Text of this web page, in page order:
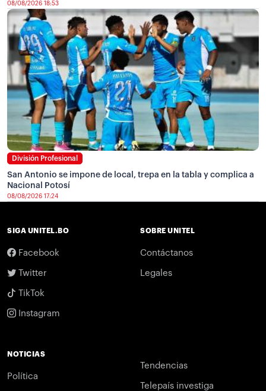
08/08/2026 18:53
División Profesional
San Antonio se impone de local, trepa en la tabla y complica a
Nacional Potosí
08/08/2026 17:24
SIGA UNITEL.BO
Facebook
Twitter
TikTok
Instagram
SOBRE UNITEL
Contáctanos
Legales
NOTICIAS
Política
Tendencias
Telepaís investiga